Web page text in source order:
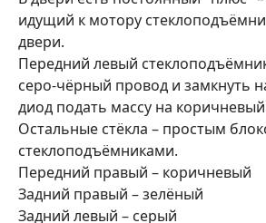
идущий к мотору
двери.
Передний левый
серо-чёрный провод и замкнуть
диод подать массу на
Остальные стёкла – простым
стеклоподъёмниками.
Передний правый – коричневый
Задний правый – зелёный
Задний левый – серый